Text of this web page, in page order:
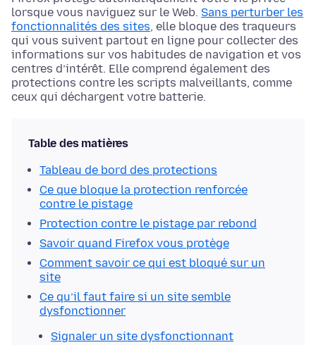
lorsque vous naviguez sur le Web. Sans perturber les
fonctionnalités des sites, elle bloque des traqueurs
qui vous suivent partout en ligne pour collecter des
informations sur vos habitudes de navigation et vos
centres d’intérêt. Elle comprend également des
protections contre les scripts malveillants, comme
ceux qui déchargent votre batterie.
Table des matières
Tableau de bord des protections
Ce que bloque la protection renforcée
contre le pistage
Protection contre le pistage par rebond
Savoir quand Firefox vous protège
Comment savoir ce qui est bloqué sur un
site
Ce qu’il faut faire si un site semble
dysfonctionner
Signaler un site dysfonctionnant